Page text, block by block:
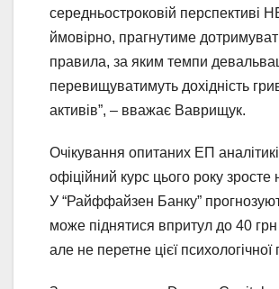
середньостроковій перспективі
ймовірно, прагнутиме
правила, за яким темпи
перевищуватимуть дохідність
активів”, – вважає Ваврищук.
Очікування опитаних ЕП
офіційний курс цього року зросте
У “Райффайзен Банку”
може піднятися впритул до 40
але не перетне цієї психологічної